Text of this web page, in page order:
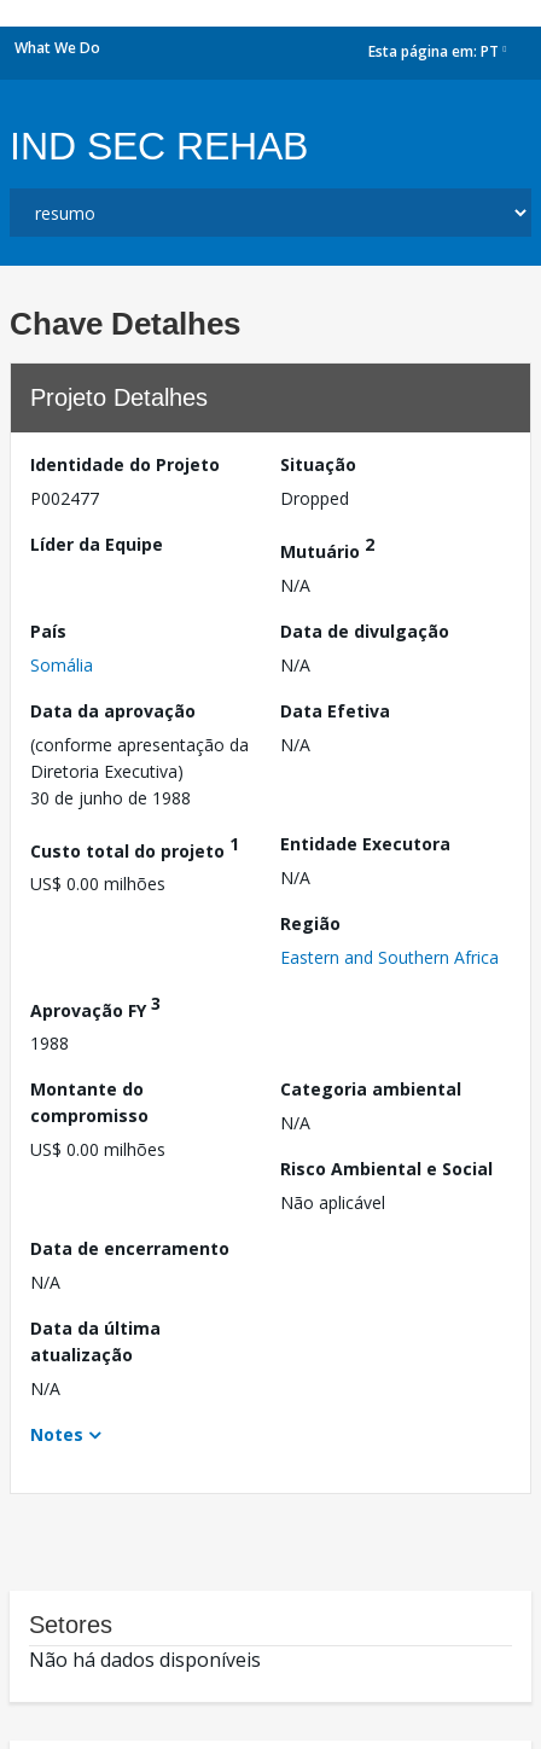
What We Do Esta página em: PT
IND SEC REHAB
Chave Detalhes
Projeto Detalhes
Identidade do Projeto
P002477
Situação
Dropped
Líder da Equipe
Mutuário 2
N/A
País
Somália
Data de divulgação
N/A
Data da aprovação
(conforme apresentação da
Diretoria Executiva)
30 de junho de 1988
Data Efetiva
N/A
Custo total do projeto 1
US$ 0.00 milhões
Entidade Executora
N/A
Região
Eastern and Southern Africa
Aprovação FY3
1988
Montante do
compromisso
US$ 0.00 milhões
Categoria ambiental
N/A
Risco Ambiental e Social
Não aplicável
Data de encerramento
N/A
Data da última
atualização
N/A
Notes
Setores
Não há dados disponíveis